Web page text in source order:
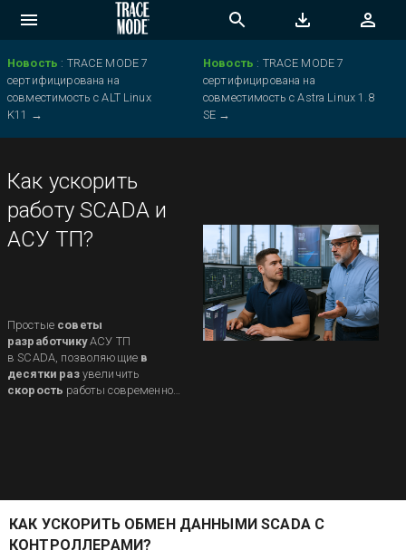
Новость : TRACE MODE 7
сертифицирована на
совместимость с ALT Linux
K11 →
Новость : TRACE MODE 7
сертифицирована на
совместимость с Astra Linux 1.8
SE →
Как ускорить
работу SCADA и
АСУ ТП?
Простые советы
разработчикуАСУ ТП
в SCADA, позволяющие в
десятки разувеличить
скорость работы современной
КАК УСКОРИТЬ ОБМЕН ДАННЫМИ SCADA С
КОНТРОЛЛЕРАМИ?